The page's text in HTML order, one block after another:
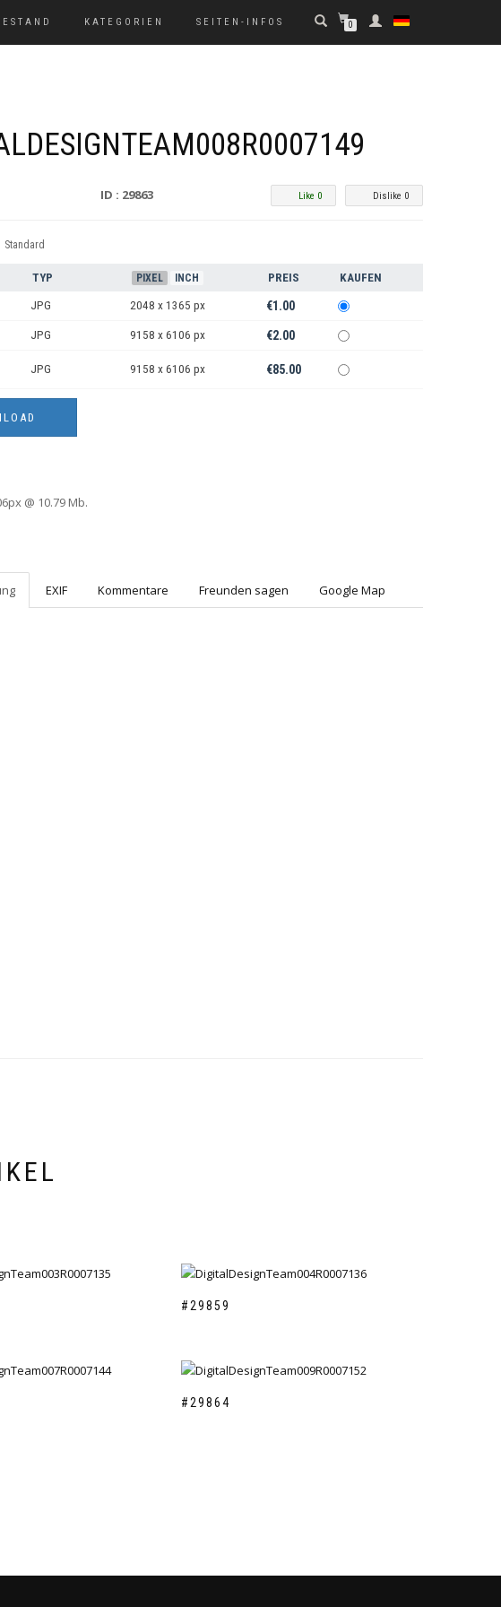
KATEGORIEN SEITEN-INFOS 0
ID : 29863 Dislike 0
Like 0
Standard
TYP PIXEL INCH PREIS KAUFEN
JPG 2048 x 1365 px €1.00
JPG 9158 x 6106 px €2.00
JPG 9158 x 6106 px €85.00
@ 10.79 Mb.
EXIF Kommentare Freunden sagen Google Map
#29859
#29864